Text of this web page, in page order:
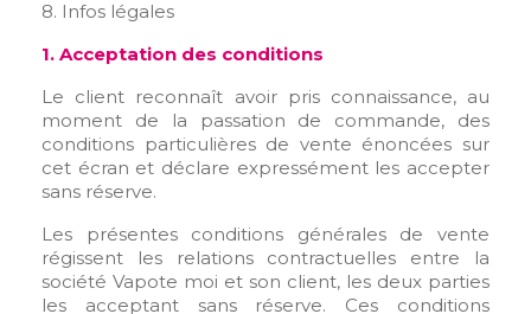
8. Infos légales
1. Acceptation des conditions
Le client reconnaît avoir pris connaissance, au
moment de la passation de commande, des
conditions particulières de vente énoncées sur
cet écran et déclare expressément les accepter
sans réserve.
Les présentes conditions générales de vente
régissent les relations contractuelles entre la
société Vapote moi et son client, les deux parties
les acceptant sans réserve. Ces conditions